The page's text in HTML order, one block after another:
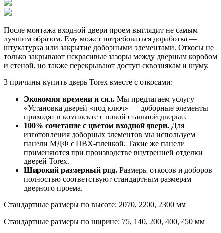
После монтажа входной двери проем выглядит не самым
лучшим образом. Ему может потребоваться доработка —
штукатурка или закрытие доборными элементами. Откосы не
только закрывают некрасивые зазоры между дверным коробом
и стеной, но также перекрывают доступ сквознякам и шуму.
3 причины купить дверь Torex вместе с откосами:
Экономия времени и сил. Мы предлагаем услугу
«Установка дверей «под ключ» — доборные элементы
приходят в комплекте с новой стальной дверью.
100% сочетание с цветом входной двери. Для
изготовления доборных элементов мы используем
панели МДФ с ПВХ-пленкой. Такие же панели
применяются при производстве внутренней отделки
дверей Torex.
Широкий размерный ряд. Размеры откосов и доборов
полностью соответствуют стандартным размерам
дверного проема.
Стандартные размеры по высоте: 2070, 2200, 2300 мм
Стандартные размеры по ширине: 75, 140, 200, 400, 450 мм